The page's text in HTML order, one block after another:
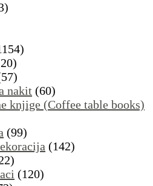
nakit (60)
knjige (Coffee table books)
(99)
(142)
(120)